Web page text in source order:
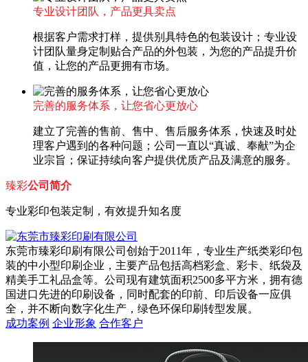
专业设计团队，产品更具卖点
根据客户需求打样，提供别具特色的包装设计；专业设
计团队量身定制贴合产品的外包装，为您的产品提升价
值，让您的产品更拥有市场。
完善的服务体系，让您省心更放心
建立了完善的售前、售中、售后服务体系，快速及时处
理客户遇到的各种问题；公司一直以“真诚、奉献”为企
业宗旨；保证持续向客户提供优质产品及满意的服务。
臻彩公司简介
专业彩印包装定制，有效提升知名度
东莞市臻彩印刷有限公司创始于2011年，专业生产纸类彩印包
装的中小型印刷企业，主要产品包括高档彩盒、彩卡、纸袋及
精美手工礼品盒等。公司现有建筑面积2500多平方米，拥有德
国进口先进的印刷设备，同时配套的印前、印后设备一应俱
全，并不断向数字化生产，绿色环保印刷转型发展。
成功案例 企业形象 合作客户